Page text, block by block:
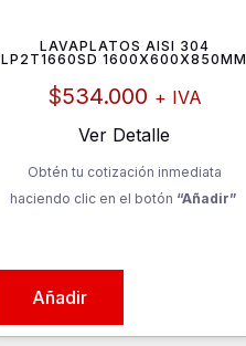
LAVAPLATOS AISI 304
LP2T1660SD 1600X600X850MM
$534.000 + IVA
Ver Detalle
Obtén tu cotización inmediata
haciendo clic en el botón “Añadir”
Añadir